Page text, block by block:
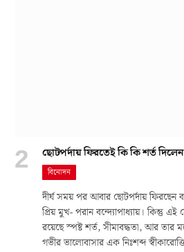
ছোটপর্দায় ফিরতেই কি কি শর্ত
বিনোদন
দীর্ঘ সময় পর আবার ছোটপর্দায় ফিরছেন
প্রিয় মুখ- পরান বন্দ্যোপাধ্যায়। কিন্তু
রয়েছে স্পষ্ট শর্ত, সীমাবদ্ধতা, আর তার
গভীর ভালোবাসার এক নিঃশব্দ